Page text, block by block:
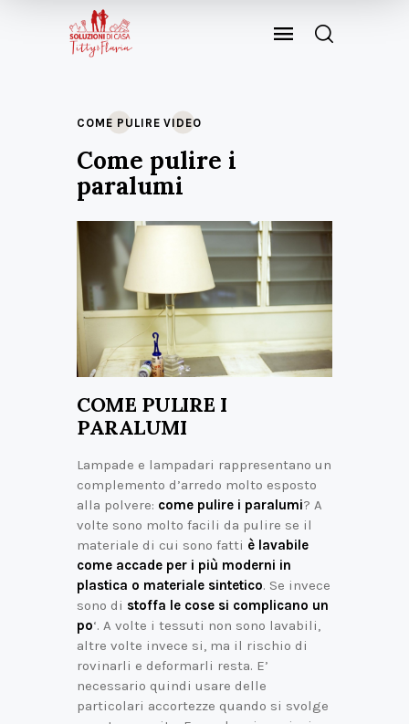
COME PULIRE VIDEO
Come pulire i
paralumi
COME PULIRE I
PARALUMI
Lampade e lampadari rappresentano un
complemento d’arredo molto esposto
alla polvere: come pulire i paralumi? A
volte sono molto facili da pulire se il
materiale di cui sono fatti è lavabile
come accade per i più moderni in
plastica o materiale sintetico. Se invece
sono di stoffa le cose si complicano un
po‘. A volte i tessuti non sono lavabili,
altre volte invece si, ma il rischio di
rovinarli e deformarli resta. E’
necessario quindi usare delle
particolari accortezze quando si svolge